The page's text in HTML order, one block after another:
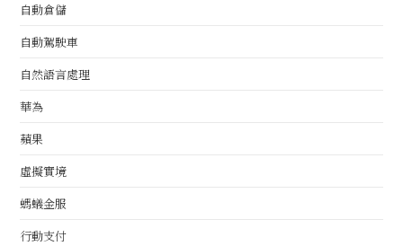
自動倉儲
自動駕駛車
自然語言處理
華為
蘋果
虛擬實境
螞蟻金服
行動支付